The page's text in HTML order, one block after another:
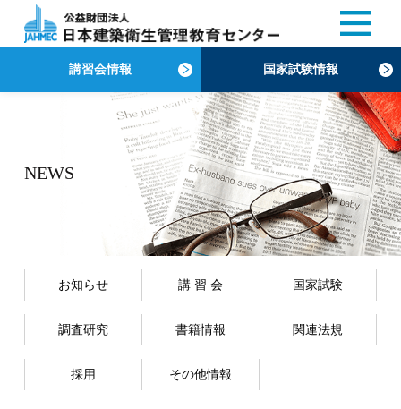
講習会情報 国家試験情報
NEWS
お知らせ 講 習 会 国家試験
調査研究 書籍情報 関連法規
採用 その他情報